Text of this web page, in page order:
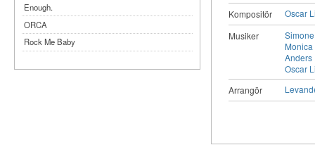
Kompositör
Oscar
Musiker
Anders
Oscar
Arrangör
Enough.
ORCA
Rock Me Baby